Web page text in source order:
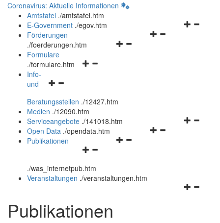
Coronavirus: Aktuelle Informationen
Amtstafel ./amtstafel.htm
Navigationsmenü
E-Government ./egov.htm
Navigationsmenü
Förderungen
./foerderungen.htm
Navigationsmenü
Formulare
./formulare.htm
Navigationsmenü
und
schließen
Info-
und
Beratungsstellen ./12427.htm
Medien ./12090.htm
Navigationsmenü
Serviceangebote ./141018.htm
Navigationsmenü
Open Data ./opendata.htm
Navigationsmenü
und
schließen
Publikationen
./was_internetpub.htm
Veranstaltungen ./veranstaltungen.htm
Publikationen